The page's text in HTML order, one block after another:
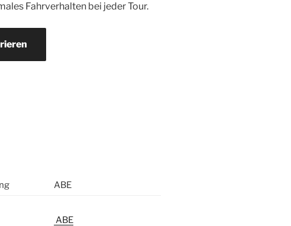
Fahrverhalten bei jeder Tour.
ABE
ABE